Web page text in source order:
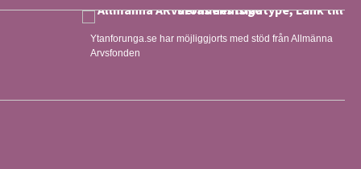
Ytanforunga.se har möjliggjorts med stöd från Allmänna
Arvsfonden